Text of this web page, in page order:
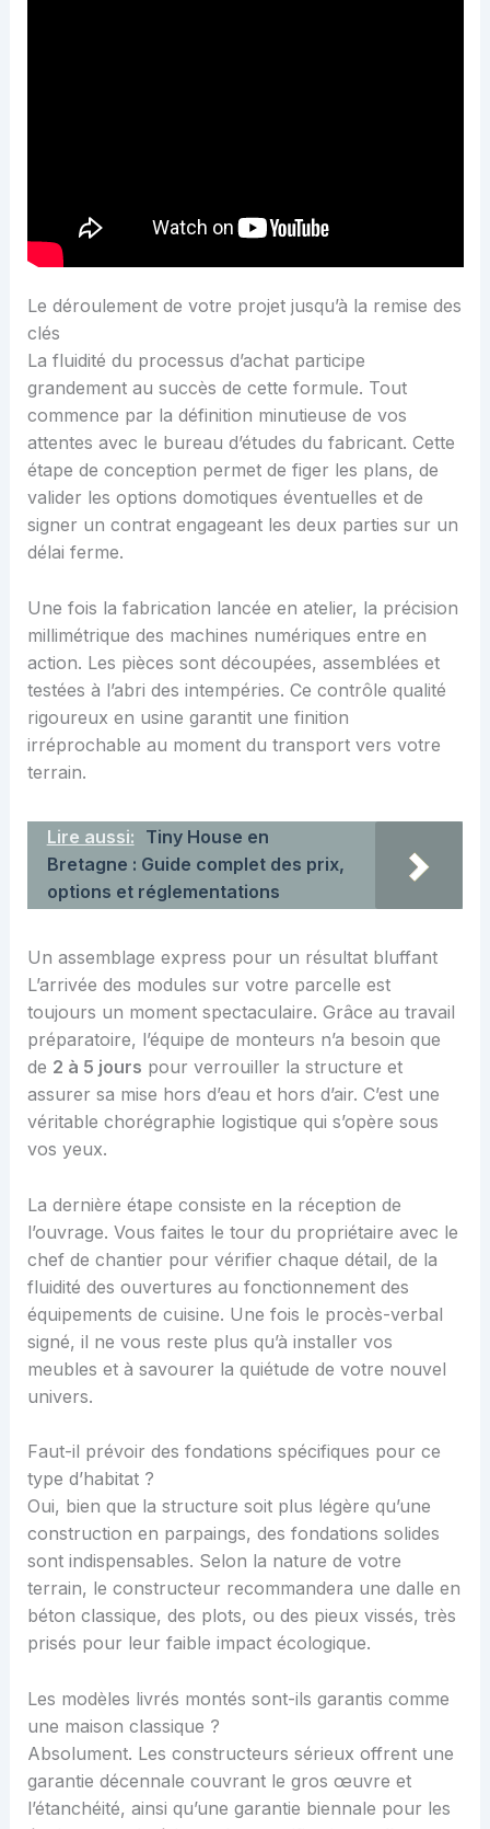
Le déroulement de votre projet jusqu’à la remise des
clés
La fluidité du processus d’achat participe
grandement au succès de cette formule. Tout
commence par la définition minutieuse de vos
attentes avec le bureau d’études du fabricant. Cette
étape de conception permet de figer les plans, de
valider les options domotiques éventuelles et de
signer un contrat engageant les deux parties sur un
délai ferme.
Une fois la fabrication lancée en atelier, la précision
millimétrique des machines numériques entre en
action. Les pièces sont découpées, assemblées et
testées à l’abri des intempéries. Ce contrôle qualité
rigoureux en usine garantit une finition
irréprochable au moment du transport vers votre
terrain.
Lire aussi: Tiny House en
Bretagne : Guide complet des prix,
options et réglementations
Un assemblage express pour un résultat bluffant
L’arrivée des modules sur votre parcelle est
toujours un moment spectaculaire. Grâce au travail
préparatoire, l’équipe de monteurs n’a besoin que
de 2 à 5 jours pour verrouiller la structure et
assurer sa mise hors d’eau et hors d’air. C’est une
véritable chorégraphie logistique qui s’opère sous
vos yeux.
La dernière étape consiste en la réception de
l’ouvrage. Vous faites le tour du propriétaire avec le
chef de chantier pour vérifier chaque détail, de la
fluidité des ouvertures au fonctionnement des
équipements de cuisine. Une fois le procès-verbal
signé, il ne vous reste plus qu’à installer vos
meubles et à savourer la quiétude de votre nouvel
univers.
Faut-il prévoir des fondations spécifiques pour ce
type d’habitat ?
Oui, bien que la structure soit plus légère qu’une
construction en parpaings, des fondations solides
sont indispensables. Selon la nature de votre
terrain, le constructeur recommandera une dalle en
béton classique, des plots, ou des pieux vissés, très
prisés pour leur faible impact écologique.
Les modèles livrés montés sont-ils garantis comme
une maison classique ?
Absolument. Les constructeurs sérieux offrent une
garantie décennale couvrant le gros œuvre et
l’étanchéité, ainsi qu’une garantie biennale pour les